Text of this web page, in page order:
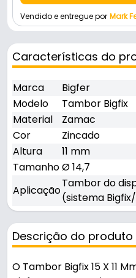
Vendido e entregue por Mark
Características do
Marca
Bigfer
Modelo
Tambor Bigfix
Material
Zamac
Cor
Zincado
Altura
11 mm
TamanhoØ 14,7
Aplicação
Tambor do
(sistema
Descrição do produto
O Tambor Bigfix 15 X 11